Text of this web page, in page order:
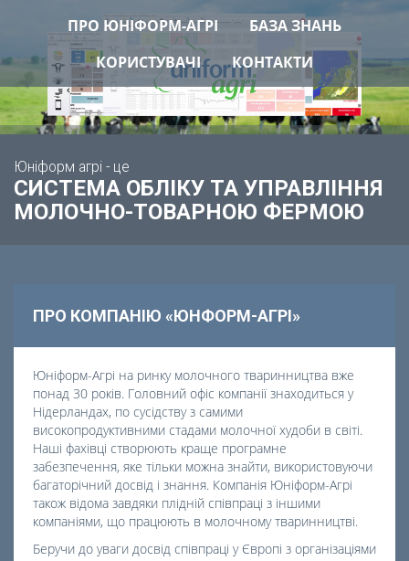
ПРО ЮНІФОРМ-АГРІ БАЗА ЗНАНЬ
КОРИСТУВАЧІ КОНТАКТИ
Юніформ агрі - це
СИСТЕМА ОБЛІКУ ТА УПРАВЛІННЯ
МОЛОЧНО-ТОВАРНОЮ ФЕРМОЮ
ПРО КОМПАНІЮ «ЮНФОРМ-АГРІ»
Юніформ-Агрі на ринку молочного тваринництва вже
понад 30 років. Головний офіс компанії знаходиться у
Нідерландах, по сусідству з самими
високопродуктивними стадами молочної худоби в світі.
Наші фахівці створюють краще програмне
забезпечення, яке тільки можна знайти, використовуючи
багаторічний досвід і знання. Компанія Юніформ-Агрі
також відома завдяки плідній співпраці з іншими
компаніями, що працюють в молочному тваринництві.
Беручи до уваги досвід співпраці у Європі з організаціями